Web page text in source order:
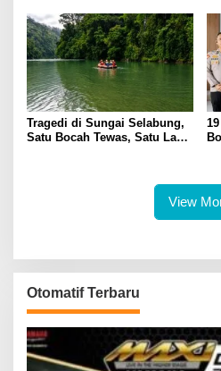
Tragedi di Sungai Selabung,
Satu Bocah Tewas, Satu Lagi
View
Otomatif Terbaru